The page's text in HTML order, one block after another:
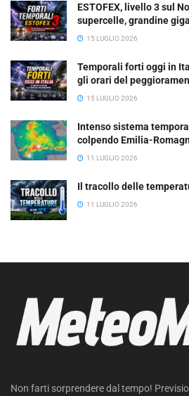
ESTOFEX, livello 3 sul
supercelle, grandine
15 LUGLIO 2026
Temporali forti oggi in
gli orari del
15 LUGLIO 2026
Intenso sistema
colpendo Emilia-
11 LUGLIO 2026
Il tracollo delle
11 LUGLIO 2026
Non farti sorprendere dal tempo!